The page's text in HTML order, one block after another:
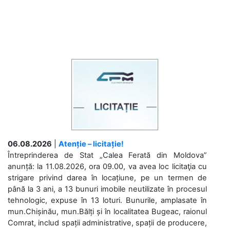
06.08.2026
Atenție – licitație!
Întreprinderea de Stat „Calea Ferată din Moldova”
anunță: la 11.08.2026, ora 09.00, va avea loc licitaţia cu
strigare privind darea în locațiune, pe un termen de
până la 3 ani, a 13 bunuri imobile neutilizate în procesul
tehnologic, expuse în 13 loturi. Bunurile, amplasate în
mun.Chișinău, mun.Bălți și în localitatea Bugeac, raionul
Comrat, includ spații administrative, spații de producere,